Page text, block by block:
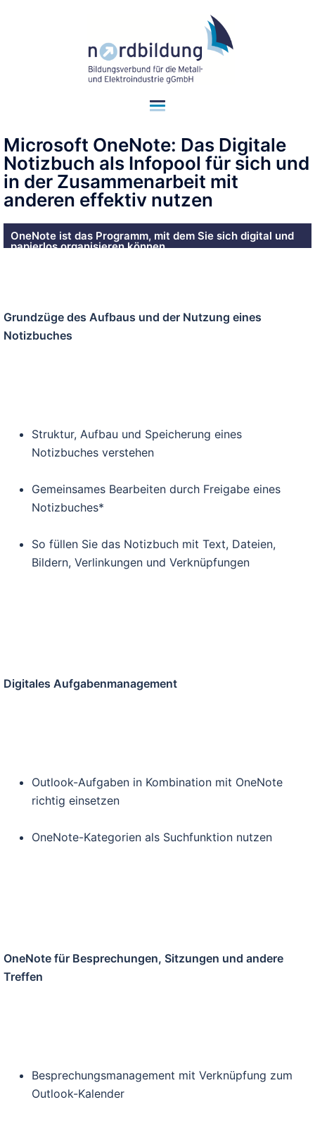
Microsoft OneNote: Das Digitale
Notizbuch als Infopool für sich und
in der Zusammenarbeit mit
anderen effektiv nutzen
OneNote ist das Programm, mit dem Sie sich digital und
papierlos organisieren können.
Grundzüge des Aufbaus und der Nutzung eines
Notizbuches
Struktur, Aufbau und Speicherung eines
Notizbuches verstehen
Gemeinsames Bearbeiten durch Freigabe eines
Notizbuches*
So füllen Sie das Notizbuch mit Text, Dateien,
Bildern, Verlinkungen und Verknüpfungen
Digitales Aufgabenmanagement
Outlook-Aufgaben in Kombination mit OneNote
richtig einsetzen
OneNote-Kategorien als Suchfunktion nutzen
OneNote für Besprechungen, Sitzungen und andere
Treffen
Besprechungsmanagement mit Verknüpfung zum
Outlook-Kalender